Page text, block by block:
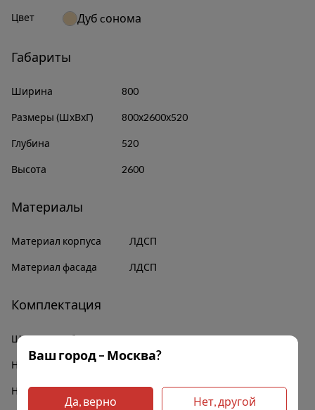
Цвет Дуб cонома
Габариты
Ширина 800
Размеры (ШхВхГ) 800х2600х520
Глубина 520
Высота 2600
Материалы
Материал корпуса ЛДСП
Материал фасада ЛДСП
Комплектация
Штанга для белья Да
Наличие зеркал
Наличие полок Да
Ваш город – Москва?
Да, верно Нет, другой